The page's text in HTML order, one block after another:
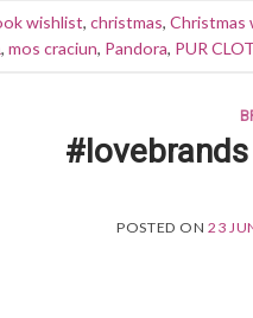
wishlist, christmas, Christmas
, mos craciun, Pandora, PUR
POSTED ON23